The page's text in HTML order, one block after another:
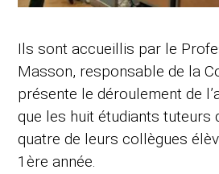
Ils sont accueillis par le
Masson, responsable de la
présente le déroulement de
que les huit étudiants tuteurs
quatre de leurs collègues
1ère année.